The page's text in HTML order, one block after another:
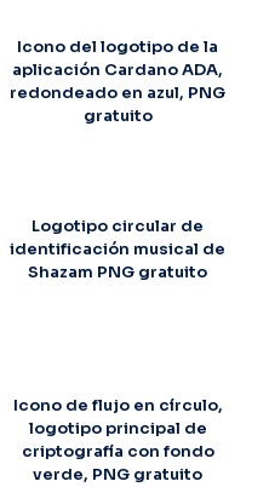
Icono del logotipo de la
aplicación Cardano ADA,
redondeado en azul, PNG
gratuito
Logotipo circular de
identificación musical de
Shazam PNG gratuito
Icono de flujo en círculo,
logotipo principal de
criptografía con fondo
verde, PNG gratuito